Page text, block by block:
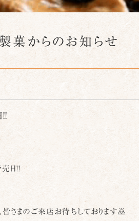
菓からのお知らせ
!!
日!!
さまのご来店お待ちしております🙇